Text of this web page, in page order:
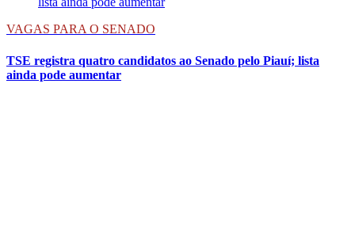
VAGAS PARA O SENADO
TSE registra quatro candidatos ao Senado pelo Piauí; lista
ainda pode aumentar